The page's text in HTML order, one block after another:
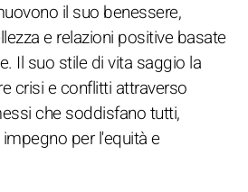
il suo benessere,
e relazioni positive basate
Il suo stile di vita saggio la
crisi e conflitti attraverso
che soddisfano tutti,
per l'equità e